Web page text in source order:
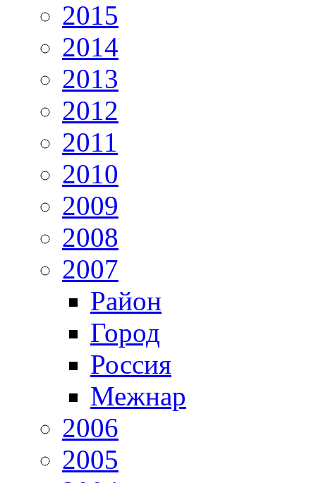
2015
2014
2013
2012
2011
2010
2009
2008
2007
Район
Город
Россия
Межнар
2006
2005